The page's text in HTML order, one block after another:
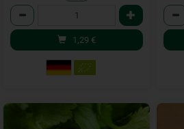
Anzahl
1,29 €